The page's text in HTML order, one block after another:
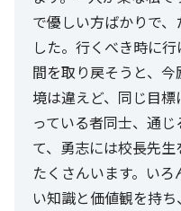
で優しい方ばかりで
した。行くべき時に
間を取り戻そうと、
境は違えど、同じ目
っている者同士、通
て、勇志には校長先
たくさんいます。い
い知識と価値観を持